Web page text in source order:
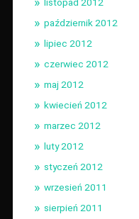
październik 2012
lipiec 2012
czerwiec 2012
maj 2012
kwiecień 2012
marzec 2012
luty 2012
styczeń 2012
wrzesień 2011
sierpień 2011